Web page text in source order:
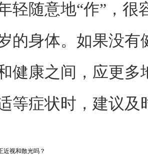
随意地“作”，很
的身体。如果没
健康之间，应更
等症状时，建议及
近视和散光吗？